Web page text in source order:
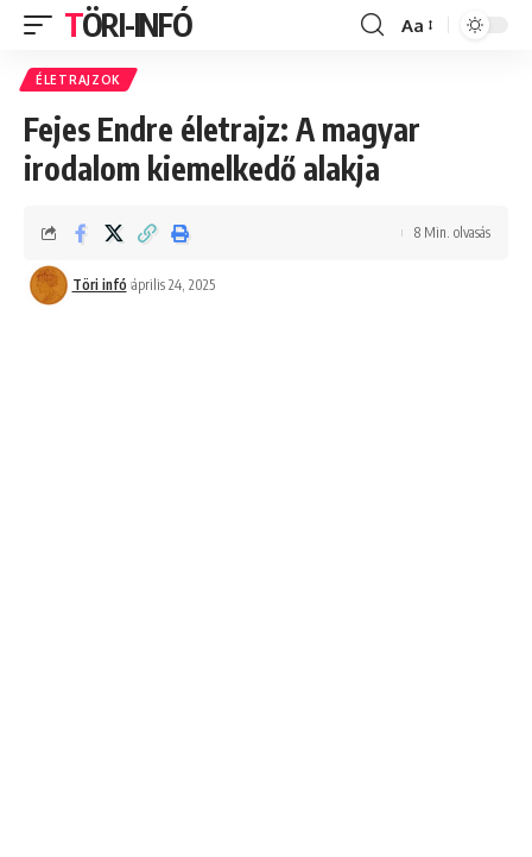
TÖRI-INFÓ
Font
Aa
ÉLETRAJZOK
Fejes Endre életrajz: A magyar
irodalom kiemelkedő alakja
Töri infó április 24, 2025
8 Min. olvasás